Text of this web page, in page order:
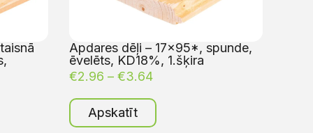
Apdares dēļi – 17×95*, spunde,
ēvelēts, KD18%, 1.šķira
€2.96 – €3.64
Apskatīt